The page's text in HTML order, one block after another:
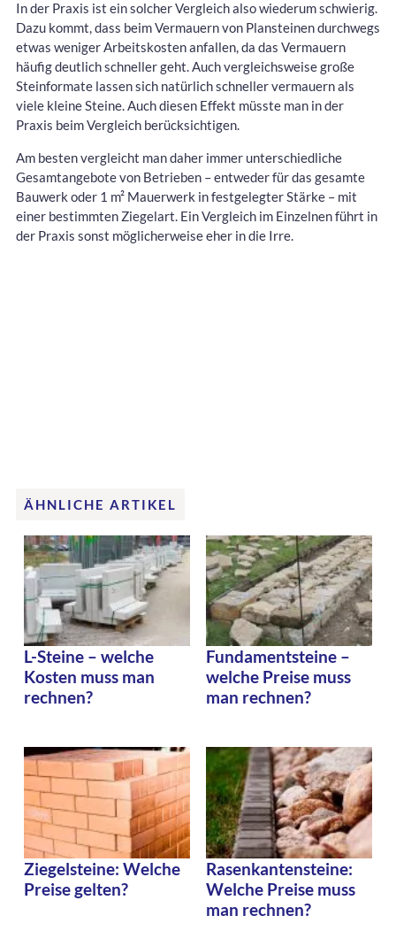
In der Praxis ist ein solcher Vergleich also wiederum schwierig.
Dazu kommt, dass beim Vermauern von Plansteinen durchwegs
etwas weniger Arbeitskosten anfallen, da das Vermauern
häufig deutlich schneller geht. Auch vergleichsweise große
Steinformate lassen sich natürlich schneller vermauern als
viele kleine Steine. Auch diesen Effekt müsste man in der
Praxis beim Vergleich berücksichtigen.
Am besten vergleicht man daher immer unterschiedliche
Gesamtangebote von Betrieben – entweder für das gesamte
Bauwerk oder 1 m² Mauerwerk in festgelegter Stärke – mit
einer bestimmten Ziegelart. Ein Vergleich im Einzelnen führt in
der Praxis sonst möglicherweise eher in die Irre.
ÄHNLICHE ARTIKEL
L-Steine – welche
Kosten muss man
rechnen?
Fundamentsteine –
welche Preise muss
man rechnen?
Ziegelsteine: Welche
Preise gelten?
Rasenkantensteine:
Welche Preise muss
man rechnen?